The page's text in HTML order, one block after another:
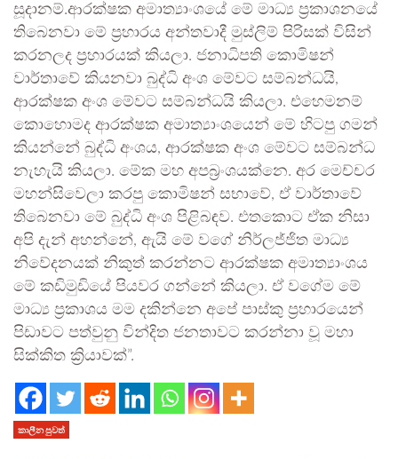
සූදානම්.ආරක්ෂක අමාත්‍යාංශයේ මේ මාධ්‍ය ප්‍රකාශනයේ
තිබෙනවා මේ ප්‍රහාරය අන්තවාදී මුස්ලිම් පිරිසක් විසින්
කරනලද ප්‍රහාරයක් කියලා. ජනාධිපති කොමිෂන්
වාර්තාවේ කියනවා බුද්ධි අංශ මේවට සම්බන්ධයි,
ආරක්ෂක අංශ මේවට සම්බන්ධයි කියලා. එහෙමනම්
කොහොමද ආරක්ෂක අමාත්‍යාංශයෙන් මේ හිටපු ගමන්
කියන්නේ බුද්ධි අංශය, ආරක්ෂක අංශ මේවට සම්බන්ධ
නැහැයි කියලා. මේක මහ අපබ්‍රංශයක්නෙ. අර මෙච්චර
මහන්සිවෙලා කරපු කොමිෂන් සභාවේ, ඒ වාර්තාවේ
තිබෙනවා මේ බුද්ධි අංශ පිළිබඳව. එතකොට ඒක නිසා
අපි දැන් අහන්නේ, ඇයි මේ වගේ නිර්ලජ්ජිත මාධ්‍ය
නිවේදනයක් නිකුත් කරන්නට ආරක්ෂක අමාත්‍යාංශය
මේ කඩිමුඩියේ පියවර ගන්නේ කියලා. ඒ වගේම මේ
මාධ්‍ය ප්‍රකාශය මම දකින්නෙ අපේ පාස්කු ප්‍රහාරයෙන්
පිඩාවට පත්වුනු වින්දිත ජනතාවට කරන්නා වූ මහා
සික්කිත ක්‍රියාවක්”.
කාලීන පුවත්